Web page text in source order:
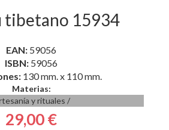
tibetano 15934
EAN: 59056
ISBN: 59056
130 mm. x 110 mm.
Materias:
y rituales /
29,00 €